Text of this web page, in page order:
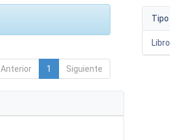
Anterior 1 Siguiente
Libro